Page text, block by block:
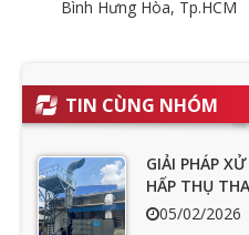
Bình Hưng Hòa, Tp.HCM
TIN CÙNG NHÓM
GIẢI PHÁP
HẤP THỤ
05/02/2026